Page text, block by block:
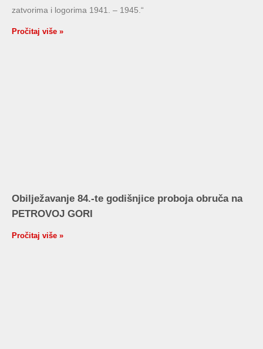
zatvorima i logorima 1941. – 1945.“
Pročitaj više »
Obilježavanje 84.-te godišnjice proboja obruča na
PETROVOJ GORI
Pročitaj više »